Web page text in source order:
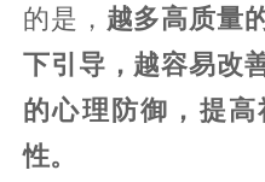
的是， 越多高质量
下引导，越容易改
的心理防御，提
性。